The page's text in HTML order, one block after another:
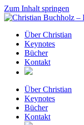
Zum Inhalt springen
Über Christian
Keynotes
Bücher
Kontakt
Über Christian
Keynotes
Bücher
Kontakt